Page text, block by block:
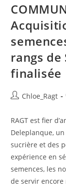
rangs de
finalisée
Chloe_Ragt
RAGT est fier
Deleplanque,
sucrière et des
expérience en
semences, les
de servir